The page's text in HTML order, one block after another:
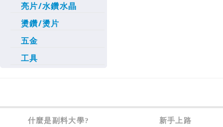
亮片/水鑽水晶
燙鑽/燙片
五金
工具
什麼是副料大學? 新手上路